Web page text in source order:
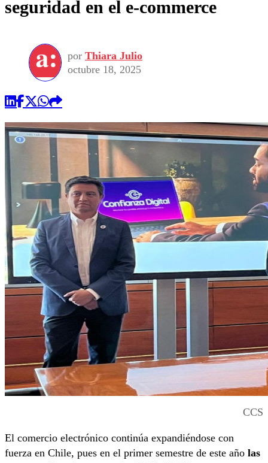
seguridad en el e-commerce
por Thiara Julio
octubre 18, 2025
CCS
El comercio electrónico continúa expandiéndose con
fuerza en Chile, pues en el primer semestre de este año las